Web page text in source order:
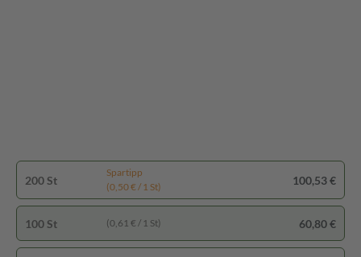
200 St
Spartipp
(0,50 € / 1 St)
100,53 €
100 St (0,61 € / 1 St) 60,80 €